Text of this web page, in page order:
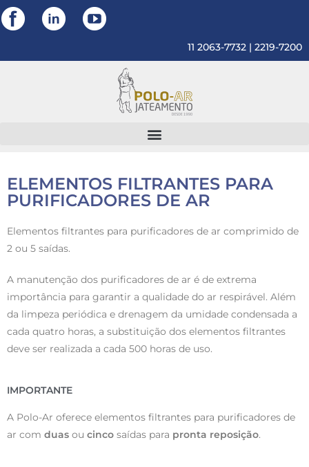
11 2063-7732 | 2219-7200
ELEMENTOS FILTRANTES PARA
PURIFICADORES DE AR
Elementos filtrantes para purificadores de ar comprimido de
2 ou 5 saídas.
A manutenção dos purificadores de ar é de extrema
importância para garantir a qualidade do ar respirável. Além
da limpeza periódica e drenagem da umidade condensada a
cada quatro horas, a substituição dos elementos filtrantes
deve ser realizada a cada 500 horas de uso.
IMPORTANTE
A Polo-Ar oferece elementos filtrantes para purificadores de
ar com duas ou cinco saídas para pronta reposição.